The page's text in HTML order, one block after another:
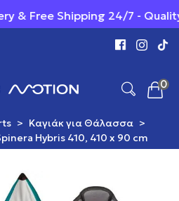
& Free Shipping 24/7 -
0
> Καγιάκ για Θάλασσα >
Hybris 410, 410 x 90 cm